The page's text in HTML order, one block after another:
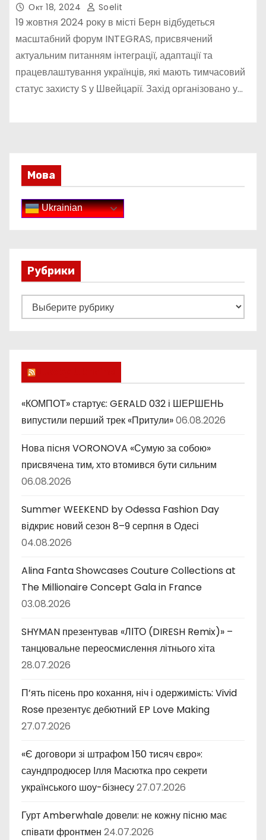
Окт 18, 2024 Soelit
19 жовтня 2024 року в місті Берн відбудеться
масштабний форум INTEGRAS, присвячений
актуальним питанням інтеграції, адаптації та
працевлаштування українців, які мають тимчасовий
статус захисту S у Швейцарії. Захід організовано у…
Мова
Ukrainian
Рубрики
у
к
и
«КОМПОТ» стартує: GERALD 032 і ШЕРШЕНЬ
випустили перший трек «Притули»06.08.2026
Нова пісня VORONOVA «Сумую за собою»
присвячена тим, хто втомився бути сильним
06.08.2026
Summer WEEKEND by Odessa Fashion Day
відкриє новий сезон 8–9 серпня в Одесі
04.08.2026
Alina Fanta Showcases Couture Collections at
The Millionaire Concept Gala in France
03.08.2026
SHYMAN презентував «ЛІТО (DIRESH Remix)» –
танцювальне переосмислення літнього хіта
28.07.2026
П’ять пісень про кохання, ніч і одержимість: Vivid
Rose презентує дебютний EP Love Making
27.07.2026
«Є договори зі штрафом 150 тисяч євро»:
саундпродюсер Ілля Масютка про секрети
українського шоу-бізнесу27.07.2026
Гурт Amberwhale довели: не кожну пісню має
співати фронтмен 24.07.2026